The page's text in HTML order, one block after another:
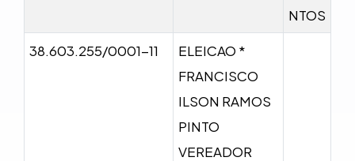
NTOS
38.603.255/0001-11
ELEICAO *
FRANCISCO
ILSON RAMOS
PINTO
VEREADOR